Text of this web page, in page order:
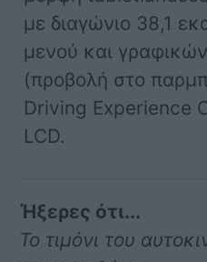
με διαγώνιο 38,1
μενού και
(προβολή στο
Driving Experience
LCD.
Ήξερες ότι...
Το τιμόνι του